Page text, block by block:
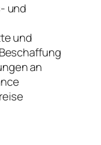
und
und
an